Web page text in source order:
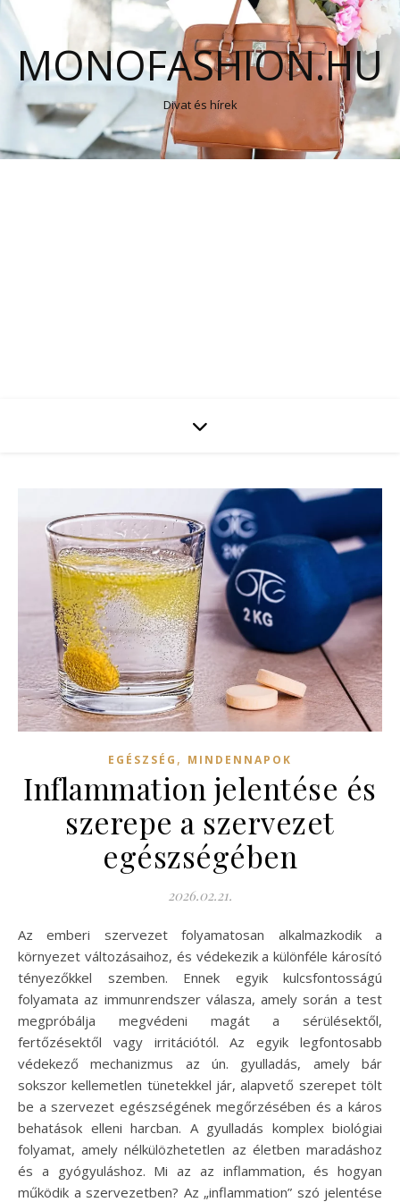
MONOFASHION.HU
Divat és hírek
EGÉSZSÉG , MINDENNAPOK
Inflammation jelentése és
szerepe a szervezet
egészségében
2026.02.21.
Az emberi szervezet folyamatosan alkalmazkodik a
környezet változásaihoz, és védekezik a különféle károsító
tényezőkkel szemben. Ennek egyik kulcsfontosságú
folyamata az immunrendszer válasza, amely során a test
megpróbálja megvédeni magát a sérülésektől,
fertőzésektől vagy irritációtól. Az egyik legfontosabb
védekező mechanizmus az ún. gyulladás, amely bár
sokszor kellemetlen tünetekkel jár, alapvető szerepet tölt
be a szervezet egészségének megőrzésében és a káros
behatások elleni harcban. A gyulladás komplex biológiai
folyamat, amely nélkülözhetetlen az életben maradáshoz
és a gyógyuláshoz. Mi az az inflammation, és hogyan
működik a szervezetben? Az „inflammation” szó jelentése